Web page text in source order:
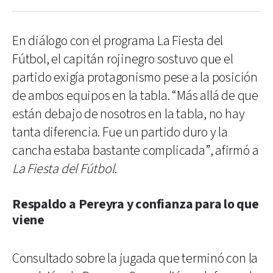
En diálogo con el programa La Fiesta del
Fútbol, el capitán rojinegro sostuvo que el
partido exigía protagonismo pese a la posición
de ambos equipos en la tabla. “Más allá de que
están debajo de nosotros en la tabla, no hay
tanta diferencia. Fue un partido duro y la
cancha estaba bastante complicada”, afirmó a
La Fiesta del Fútbol.
Respaldo a Pereyra y confianza para lo que
viene
Consultado sobre la jugada que terminó con la